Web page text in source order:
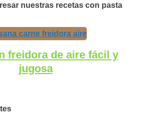
nuestras recetas con pasta
freidora de aire fácil y
jugosa